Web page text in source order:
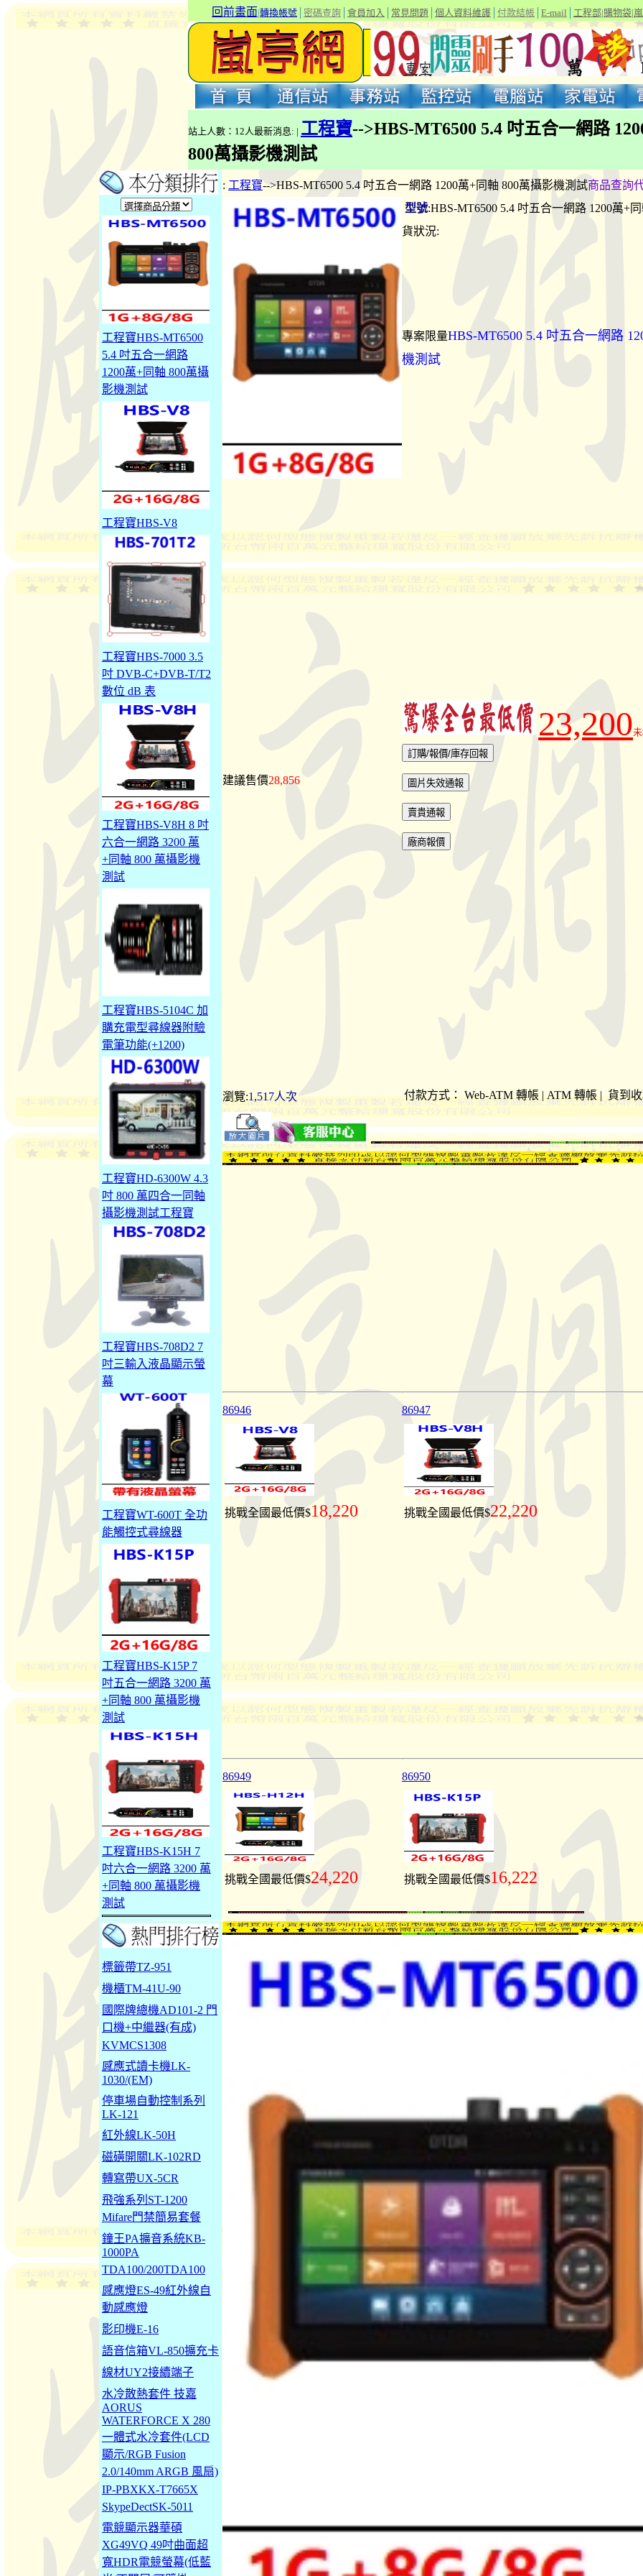
回前畫面|轉換帳號 密碼查詢 會員加入 常見問題 個人資料維護 付款結帳 E-mail 工程部|購物袋|
站上人數：12人最新消息: | 工程寶-->HBS-MT6500 5.4 吋五合一網路
800萬攝影機測試
工程寶HBS-MT6500
5.4 吋五合一網路
1200萬+同軸 800萬攝
影機測試
工程寶HBS-V8
工程寶HBS-7000 3.5
吋 DVB-C+DVB-T/T2
數位 dB 表
工程寶HBS-V8H 8 吋
六合一網路 3200 萬
+同軸 800 萬攝影機
測試
工程寶HBS-5104C 加
購充電型尋線器附驗
電筆功能(+1200)
工程寶HD-6300W 4.3
吋 800 萬四合一同軸
攝影機測試工程寶
工程寶HBS-708D2 7
吋三輸入液晶顯示螢
幕
工程寶WT-600T 全功
能觸控式尋線器
工程寶HBS-K15P 7
吋五合一網路 3200 萬
+同軸 800 萬攝影機
測試
工程寶HBS-K15H 7
吋六合一網路 3200 萬
+同軸 800 萬攝影機
測試
標籤帶TZ-951
機櫃TM-41U-90
國際牌總機AD101-2 門
口機+中繼器(有成)
KVMCS1308
感應式讀卡機LK-
1030/(EM)
停車場自動控制系列
LK-121
紅外線LK-50H
磁磺開關LK-102RD
轉寫帶UX-5CR
飛強系列ST-1200
Mifare門禁簡易套餐
鐘王PA擴音系統KB-
1000PA
TDA100/200TDA100
感應燈ES-49紅外線自
動感應燈
影印機E-16
語音信箱VL-850擴充卡
線材UY2接續端子
水冷散熱套件 技嘉
AORUS
WATERFORCE X 280
一體式水冷套件(LCD
顯示/RGB Fusion
2.0/140mm ARGB 風扇)
IP-PBXKX-T7665X
SkypeDectSK-5011
電競顯示器華碩
XG49VQ 49吋曲面超
寬HDR電競螢幕(低藍
: 工程寶-->HBS-MT6500 5.4 吋五合一網路 1200萬+同軸 800萬攝影機測試商品查詢
型號:HBS-MT6500 5.4 吋五合一網路 1200萬+
貨狀況:
專案限量HBS-MT6500 5.4 吋五合一網路
機測試
建議售價28,856
23,200
瀏覽:1,517人次 付款方式： Web-ATM 轉帳 | ATM 轉帳 | 貨到
86946
挑戰全國最低價$18,220
86947
挑戰全國最低價$22,220
86949
挑戰全國最低價$24,220
86950
挑戰全國最低價$16,222